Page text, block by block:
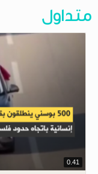
متداول
0.41